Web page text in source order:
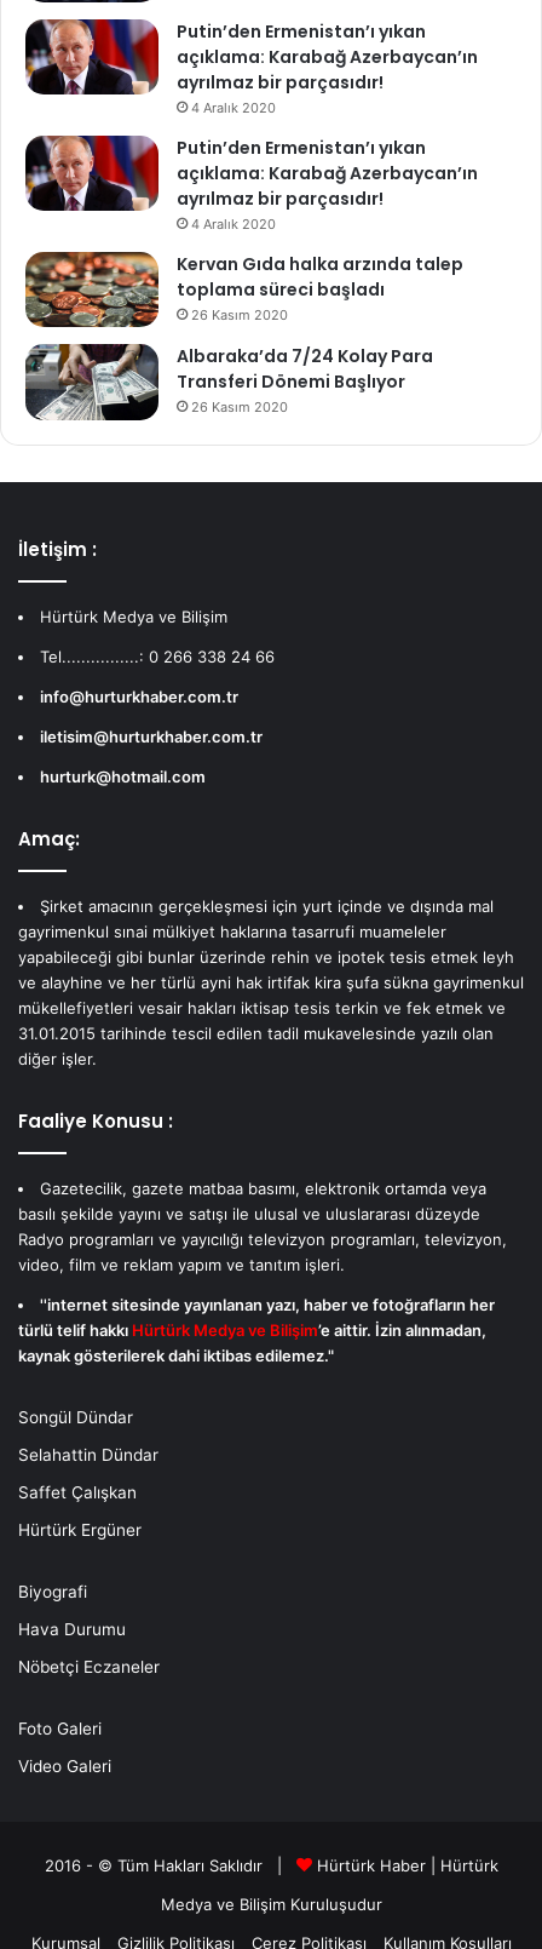
Putin’den Ermenistan’ı yıkan
açıklama: Karabağ Azerbaycan’ın
ayrılmaz bir parçasıdır!
4 Aralık 2020
Putin’den Ermenistan’ı yıkan
açıklama: Karabağ Azerbaycan’ın
ayrılmaz bir parçasıdır!
4 Aralık 2020
Kervan Gıda halka arzında talep
toplama süreci başladı
26 Kasım 2020
Albaraka’da 7/24 Kolay Para
Transferi Dönemi Başlıyor
26 Kasım 2020
İletişim :
Hürtürk Medya ve Bilişim
Tel................: 0 266 338 24 66
info@hurturkhaber.com.tr
iletisim@hurturkhaber.com.tr
hurturk@hotmail.com
Amaç:
Şirket amacının gerçekleşmesi için yurt içinde ve dışında mal
gayrimenkul sınai mülkiyet haklarına tasarrufi muameleler
yapabileceği gibi bunlar üzerinde rehin ve ipotek tesis etmek leyh
ve alayhine ve her türlü ayni hak irtifak kira şufa sükna gayrimenkul
mükellefiyetleri vesair hakları iktisap tesis terkin ve fek etmek ve
31.01.2015 tarihinde tescil edilen tadil mukavelesinde yazılı olan
diğer işler.
Faaliye Konusu :
Gazetecilik, gazete matbaa basımı, elektronik ortamda veya
basılı şekilde yayını ve satışı ile ulusal ve uluslararası düzeyde
Radyo programları ve yayıcılığı televizyon programları, televizyon,
video, film ve reklam yapım ve tanıtım işleri.
''internet sitesinde yayınlanan yazı, haber ve fotoğrafların her
türlü telif hakkı Hürtürk Medya ve Bilişim’e aittir. İzin alınmadan,
kaynak gösterilerek dahi iktibas edilemez."
Songül Dündar
Selahattin Dündar
Saffet Çalışkan
Hürtürk Ergüner
Biyografi
Hava Durumu
Nöbetçi Eczaneler
Foto Galeri
Video Galeri
2016 - © Tüm Hakları Saklıdır | Hürtürk Haber
Hürtürk
Medya ve BilişimKuruluşudur
Kurumsal
Gizlilik Politikası Çerez Politikası Kullanım Koşulları